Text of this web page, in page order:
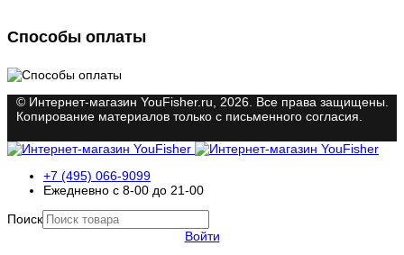
Способы оплаты
© Интернет-магазин YouFisher.ru, 2026. Все права защищены.
Копирование материалов только с письменного согласия.
+7 (495) 066-9099
Ежедневно с 8-00 до 21-00
Поиск
Войти